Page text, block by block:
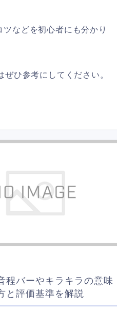
などを初心者にも分かり
ひ参考にしてください。
程バーやキラキラの意味
と評価基準を解説